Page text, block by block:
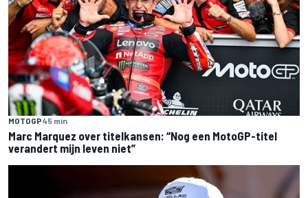
MOTOGP45 min
Marc Marquez over titelkansen: “Nog een MotoGP-titel
verandert mijn leven niet”